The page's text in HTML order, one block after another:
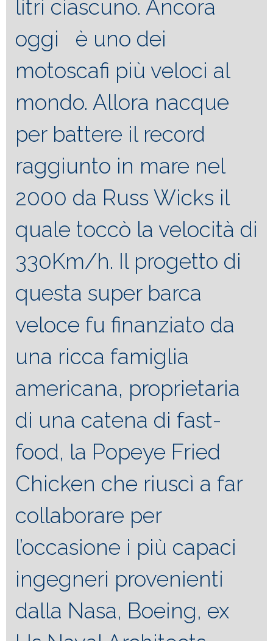
litri ciascuno. Ancora
oggi è uno dei
motoscafi più veloci al
mondo. Allora nacque
per battere il record
raggiunto in mare nel
2000 da Russ Wicks il
quale toccò la velocità di
330Km/h. Il progetto di
questa super barca
veloce fu finanziato da
una ricca famiglia
americana, proprietaria
di una catena di fast-
food, la Popeye Fried
Chicken che riuscì a far
collaborare per
l’occasione i più capaci
ingegneri provenienti
dalla Nasa, Boeing, ex